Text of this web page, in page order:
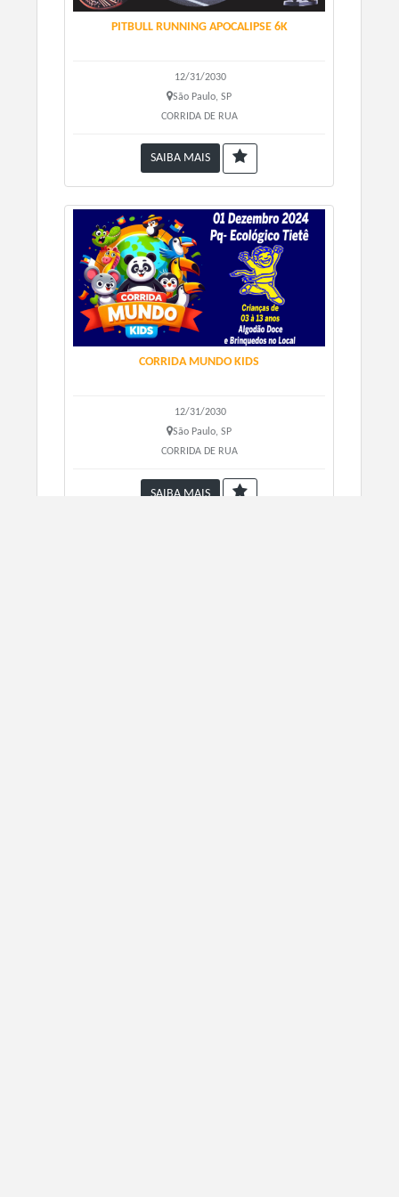
PITBULL RUNNING APOCALIPSE 6K
12/31/2030
São Paulo, SP
CORRIDA DE RUA
SAIBA MAIS
CORRIDA MUNDO KIDS
12/31/2030
São Paulo, SP
CORRIDA DE RUA
SAIBA MAIS